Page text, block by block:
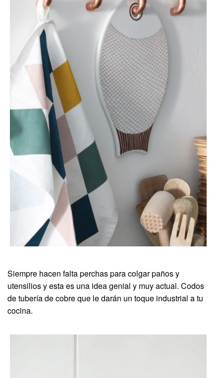
Siempre hacen falta perchas para colgar paños y
utensilios y esta es una idea genial y muy actual. Codos
de tubería de cobre que le darán un toque industrial a tu
cocina.